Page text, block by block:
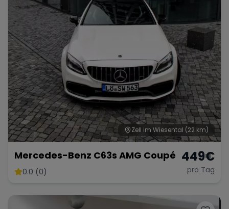
Range Rover Corvette
Zell im Wiesental (22 km)
Mercedes-Benz C63s AMG Coupé
0.0 (0)
449€
pro Tag